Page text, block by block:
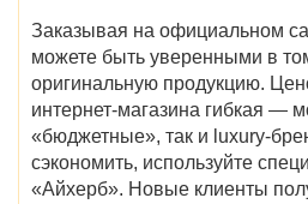
Заказывая на официальном
можете быть уверенными в
оригинальную продукцию.
интернет-магазина гибкая —
«бюджетные», так и luxury-
сэкономить, используйте
«Айхерб». Новые клиенты